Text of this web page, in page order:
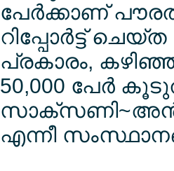
പേര്‍ക്കാണ്
റിപ്പോര്‍ട്ട്
പ്രകാരം,
50,000 പേര്‍
എന്നീ